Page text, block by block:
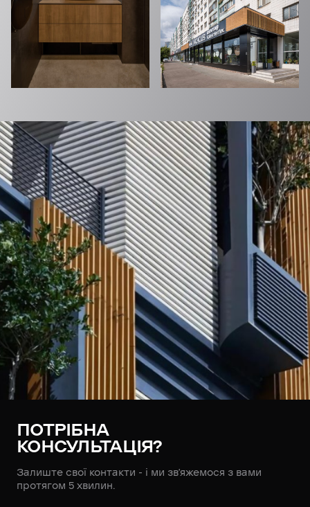
ПОТРІБНА
КОНСУЛЬТАЦІЯ?
Залиште свої контакти - і ми зв’яжемося з вами
протягом 5 хвилин.